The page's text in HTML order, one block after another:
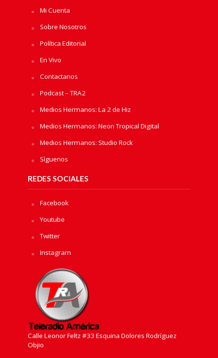
Mi Cuenta
Sobre Nosotros
Política Editorial
En Vivo
Contactanos
Podcast – TRA2
Medios Hermanos: La 2 de Hiz
Medios Hermanos: Neon Tropical Digital
Medios Hermanos: Studio Rock
Sìguenos
REDES SOCIALES
Facebook
Youtube
Twitter
Instagram
Calle Leonor Feltz #33 Esquina Dolores Rodríguez
Objio